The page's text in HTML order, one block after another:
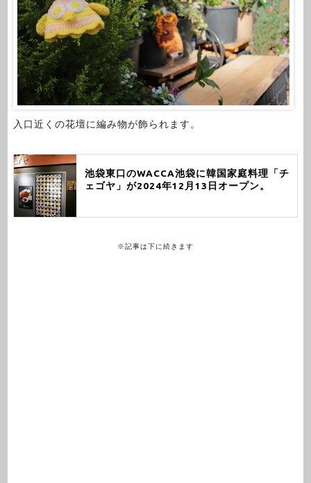
入口近くの花壇に編み物が飾られます。
池袋東口のWACCA池袋に韓国家庭料理「チ
ェゴヤ」が2024年12月13日オープン。
※記事は下に続きます